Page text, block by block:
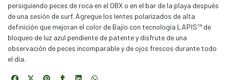
persiguiendo peces de roca en el OBX o en el bar de la playa después
de una sesión de surf. Agregue los lentes polarizados de alta
definición que mejoran el color de Bajío con tecnología LAPIS™ de
bloqueo de luz azul pendiente de patente y disfrute de una
observación de peces incomparable y de ojos frescos durante todo
el día.